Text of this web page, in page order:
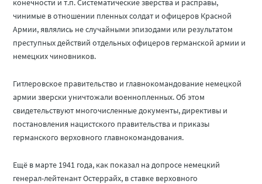
конечности и т.п. Систематические зверства и расправы,
чинимые в отношении пленных солдат и офицеров Красной
Армии, являлись не случайными эпизодами или результатом
преступных действий отдельных офицеров германской армии и
немецких чиновников.
Гитлеровское правительство и главнокомандование немецкой
армии зверски уничтожали военнопленных. Об этом
свидетельствуют многочисленные документы, директивы и
постановления нацистского правительства и приказы
германского верховного главнокомандования.
Ещё в марте 1941 года, как показал на допросе немецкий
генерал-лейтенант Остеррайх, в ставке верховного